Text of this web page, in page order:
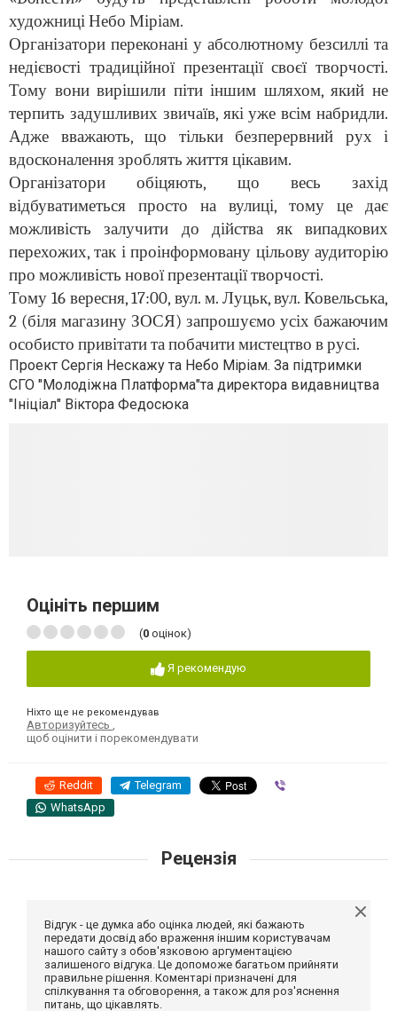
художниці Небо Міріам.
Організатори переконані у абсолютному безсиллі та
недієвості традиційної презентації своєї творчості.
Тому вони вирішили піти іншим шляхом, який не
терпить задушливих звичаїв, які уже всім набридли.
Адже вважають, що тільки безперервний рух і
вдосконалення зроблять життя цікавим.
Організатори обіцяють, що весь захід
відбуватиметься просто на вулиці, тому це дає
можливість залучити до дійства як випадкових
перехожих, так і проінформовану цільову аудиторію
про можливість нової презентації творчості.
Тому 16 вересня, 17:00, вул. м. Луцьк, вул. Ковельська,
2 (біля магазину ЗОСЯ) запрошуємо усіх бажаючим
особисто привітати та побачити мистецтво в русі.
Проект Сергія Нескажу та Небо Міріам. За підтримки
СГО "Молодіжна Платформа"та директора видавництва
"Ініціал" Віктора Федосюка
Оцініть першим
(0 оцінок)
Я рекомендую
Ніхто ще не рекомендував
Авторизуйтесь
щоб оцінити і порекомендувати
Reddit Telegram
WhatsApp
Рецензія
Відгук - це думка або оцінка людей, які бажають
передати досвід або враження іншим користувачам
нашого сайту з обов'язковою аргументацією
залишеного відгука. Це допоможе багатьом прийняти
правильне рішення. Коментарі призначені для
спілкування та обговорення, а також для роз'яснення
питань, що цікавлять.